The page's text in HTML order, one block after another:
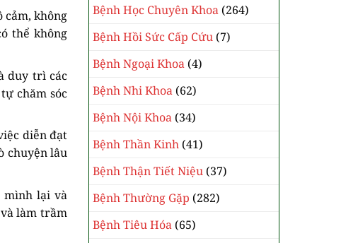
cảm, không
thể không
duy trì các
chăm sóc
diễn đạt
chuyện lâu
mình lại và
làm trầm
Bệnh Học Chuyên Khoa (264)
Bệnh Hồi Sức Cấp Cứu (7)
Bệnh Ngoại Khoa (4)
Bệnh Nhi Khoa (62)
Bệnh Nội Khoa (34)
Bệnh Thần Kinh (41)
Bệnh Thận Tiết Niệu (37)
Bệnh Thường Gặp (282)
Bệnh Tiêu Hóa (65)